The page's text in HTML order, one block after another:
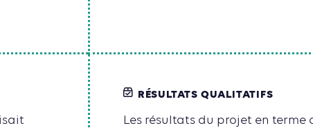
RÉSULTATS QUALITATIFS
Les résultats du projet en